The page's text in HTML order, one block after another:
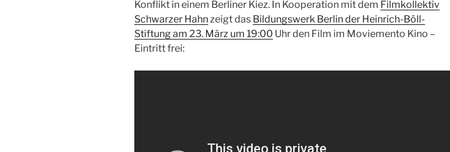
Konflikt in einem Berliner Kiez. In Kooperation mit dem Filmkollektiv
Schwarzer Hahnzeigt das Bildungswerk Berlin der Heinrich-Böll-
Stiftung am 23. März um 19:00 Uhr den Film im Moviemento Kino –
Eintritt frei: